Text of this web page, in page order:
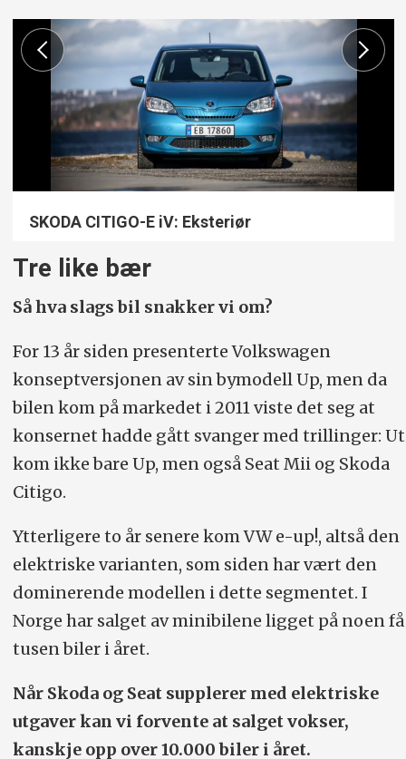
SKODA CITIGO-E iV: Eksteriør
Tre like bær
Så hva slags bil snakker vi om?
For 13 år siden presenterte Volkswagen
konseptversjonen av sin bymodell Up, men da
bilen kom på markedet i 2011 viste det seg at
konsernet hadde gått svanger med trillinger: Ut
kom ikke bare Up, men også Seat Mii og Skoda
Citigo.
Ytterligere to år senere kom VW e-up!, altså den
elektriske varianten, som siden har vært den
dominerende modellen i dette segmentet. I
Norge har salget av minibilene ligget på noen få
tusen biler i året.
Når Skoda og Seat supplerer med elektriske
utgaver kan vi forvente at salget vokser,
kanskje opp over 10.000 biler i året.